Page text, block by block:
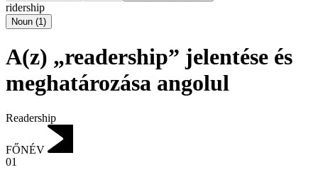
ridership
Noun (1)
A(z) „readership” jelentése és
meghatározása angolul
Readership
FŐNÉV
01